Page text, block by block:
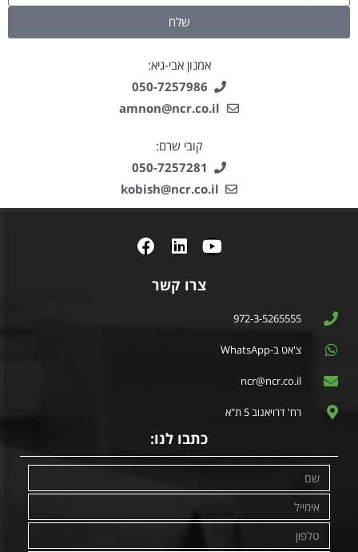
שלח
אמנון אבי-גיא:
050-7257986
amnon@ncr.co.il
קובי שרם:
050-7257281
kobish@ncr.co.il
צרו קשר
972-3-5265555
צ'אט ב-WhatsApp
ncr@ncr.co.il
רח' דרויאנוב 5 ת"א
כתבו לנו: